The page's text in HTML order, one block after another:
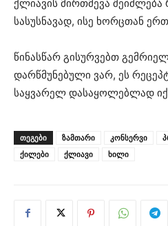
ქლიავის მირთმევა
სასუსნავად, ისე ხორცთან
წინასწარ გისურვებთ
დარწმუნებული ვარ, ეს
საყვარელ დასაყოლებლად
ᲗᲔᲒᲔᲑᲘ ზამთარი კონსერვი
ქილები
ქლიავი ხილი